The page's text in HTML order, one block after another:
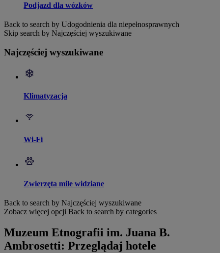
Podjazd dla wózków
Back to search by Udogodnienia dla niepełnosprawnych
Skip search by Najczęściej wyszukiwane
Najczęściej wyszukiwane
Klimatyzacja
Wi-Fi
Zwierzęta mile widziane
Back to search by Najczęściej wyszukiwane
Zobacz więcej opcji Back to search by categories
Muzeum Etnografii im. Juana B.
Ambrosetti: Przeglądaj hotele